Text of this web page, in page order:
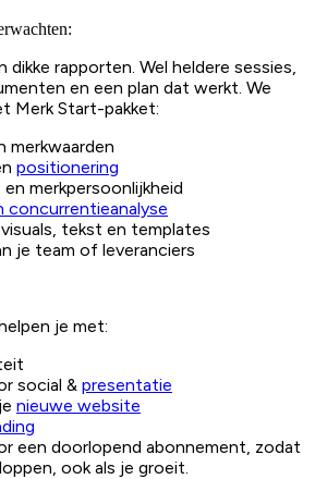
dikke rapporten. Wel heldere sessies,
en een plan dat werkt. We
Merk Start-pakket:
merkwaarden
positionering
merkpersoonlijkheid
concurrentieanalyse
tekst en templates
je team of leveranciers
je met:
social & presentatie
nieuwe website
een doorlopend abonnement, zodat
ook als je groeit.